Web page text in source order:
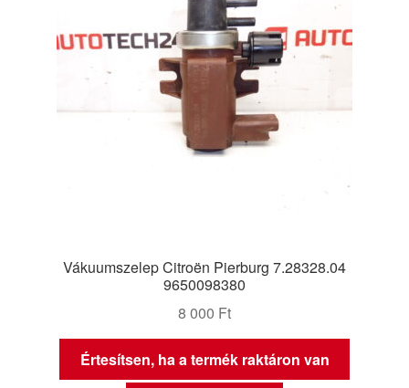
Vákuumszelep Citroën Pierburg 7.28328.04
9650098380
8 000 Ft
Értesítsen, ha a termék raktáron van